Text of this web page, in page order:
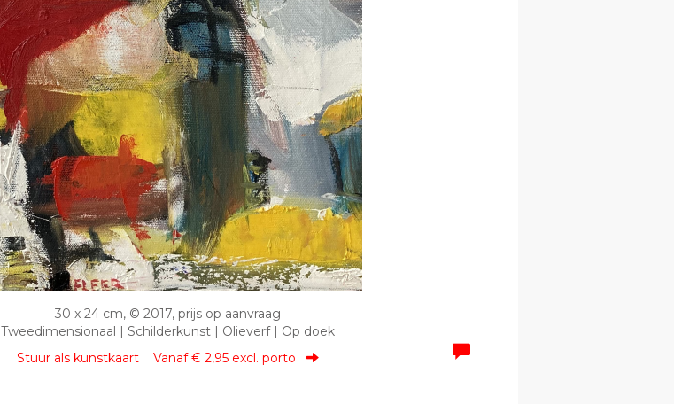
30 x 24 cm, © 2017, prijs op aanvraag
Tweedimensionaal | Schilderkunst | Olieverf | Op doek
Stuur als kunstkaart Vanaf € 2,95 excl. porto